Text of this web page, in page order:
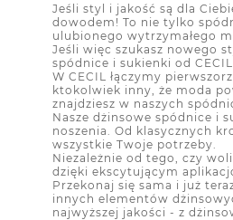
Jeśli styl i jakość są dla
dowodem! To nie tylko
ulubionego wytrzymałego
Jeśli więc szukasz nowego
spódnice i sukienki od
W CECIL łączymy
ktokolwiek inny, że moda
znajdziesz w naszych
Nasze dżinsowe spódnice i
noszenia. Od klasycznych
wszystkie Twoje potrzeby.
Niezależnie od tego, czy
dzięki ekscytującym
Przekonaj się sama i już
innych elementów
najwyższej jakości - z